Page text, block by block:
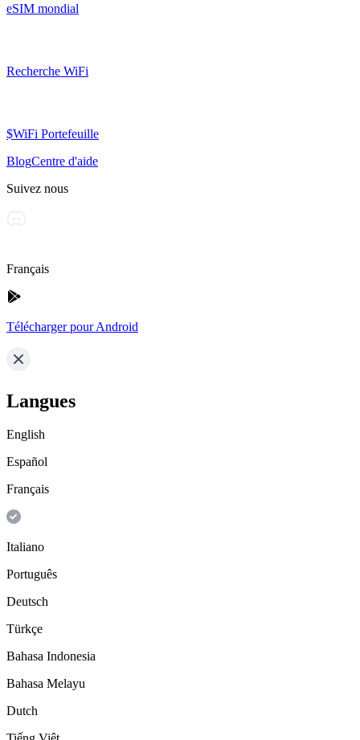
eSIM mondial
Recherche WiFi
$WiFi Portefeuille
BlogCentre d'aide
Suivez nous
Français
Télécharger pour Android
Langues
English
Español
Français
Italiano
Português
Deutsch
Türkçe
Bahasa Indonesia
Bahasa Melayu
Dutch